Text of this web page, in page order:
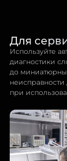
Для
Используйте
диагностики
до
при